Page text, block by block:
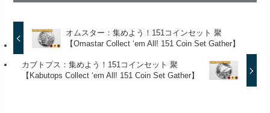
オムスター：集めよう！151コインセット 聚
【Omastar Collect ‘em All! 151 Coin Set Gather】
カブトプス：集めよう！151コインセット 聚
【Kabutops Collect ‘em All! 151 Coin Set Gather】